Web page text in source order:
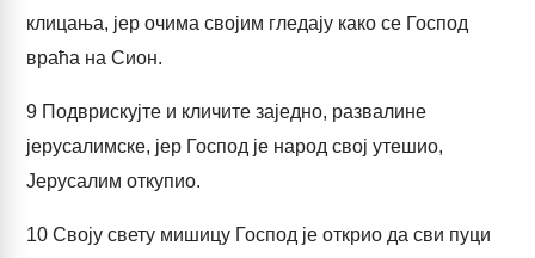
клицања, јер очима својим гледају како се Господ
враћа на Сион.
9 Подврискујте и кличите заједно, развалине
јерусалимске, јер Господ је народ свој утешио,
Јерусалим откупио.
10 Своју свету мишицу Господ је открио да сви пуци